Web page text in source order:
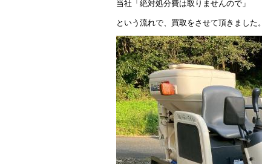
当社「絶対処分費は取りませんので」
という流れで、買取をさせて頂きました。